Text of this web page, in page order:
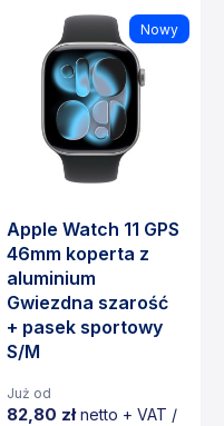
Nowy
Apple Watch 11 GPS
46mm koperta z
aluminium
Gwiezdna szarość
+ pasek sportowy
S/M
Już od
82,80 złnetto + VAT /